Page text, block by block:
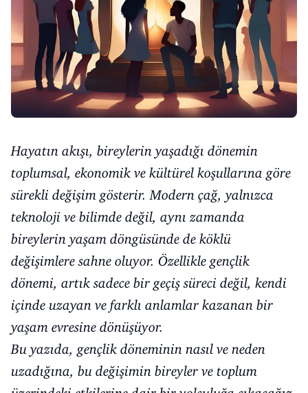
Hayatın akışı, bireylerin yaşadığı dönemin
toplumsal, ekonomik ve kültürel koşullarına göre
sürekli değişim gösterir. Modern çağ, yalnızca
teknoloji ve bilimde değil, aynı zamanda
bireylerin yaşam döngüsünde de köklü
değişimlere sahne oluyor. Özellikle gençlik
dönemi, artık sadece bir geçiş süreci değil, kendi
içinde uzayan ve farklı anlamlar kazanan bir
yaşam evresine dönüşüyor.
Bu yazıda, gençlik döneminin nasıl ve neden
uzadığına, bu değişimin bireyler ve toplum